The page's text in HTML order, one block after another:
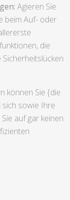
Agieren Sie
beim Auf- oder
die
können Sie {die
sowie Ihre
auf gar keinen